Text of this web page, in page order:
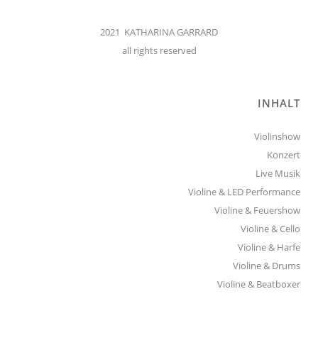
2021 KATHARINA GARRARD
all rights reserved
INHALT
Violinshow
Konzert
Live Musik
Violine & LED Performance
Violine & Feuershow
Violine & Cello
Violine & Harfe
Violine & Drums
Violine & Beatboxer